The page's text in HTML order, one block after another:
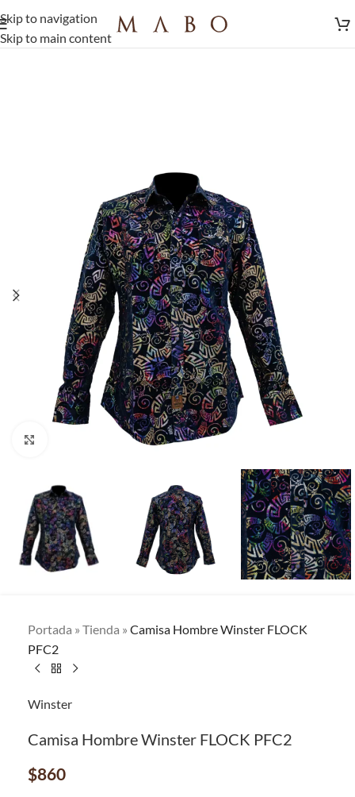
Skip to navigation
Skip to main content
Clic para ampliar
Portada » Tienda » Camisa Hombre Winster FLOCK
PFC2
Winster
Camisa Hombre Winster FLOCK PFC2
$860